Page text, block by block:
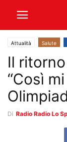
Attualità Salute
Il
“Così
Di Radio Radio Lo